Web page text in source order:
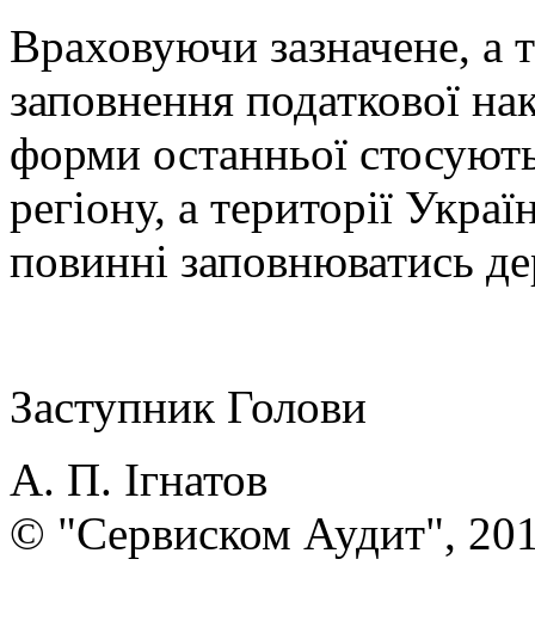
Враховуючи зазначене, а
заповнення податкової
форми останньої
регіону, а території
повинні заповнюватись
Заступник Голови
А. П. Ігнатов
© "Сервиском Аудит",